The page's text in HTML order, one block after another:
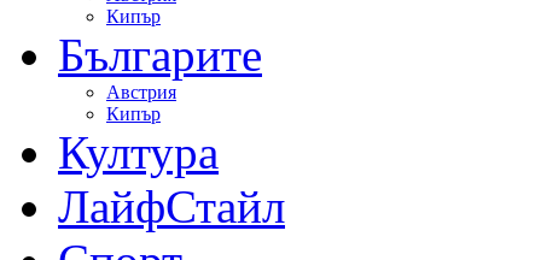
Кипър
Българите
Австрия
Кипър
Култура
ЛайфСтайл